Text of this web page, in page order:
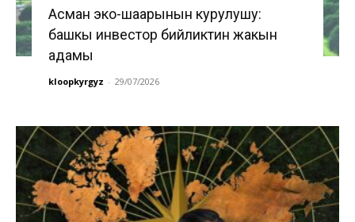
Асман эко-шаарынын курулушу:
башкы инвестор бийликтин жакын
адамы
kloopkyrgyz - 29/07/2026